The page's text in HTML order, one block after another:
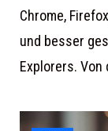
Chrome,
und besser
Explorers.